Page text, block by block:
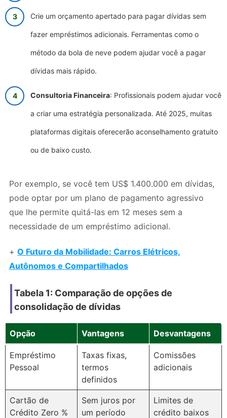
Crie um orçamento apertado para pagar dívidas sem
fazer empréstimos adicionais. Ferramentas como o
método da bola de neve podem ajudar você a pagar
dívidas mais rápido.
Consultoria Financeira: Profissionais podem ajudar você
a criar uma estratégia personalizada. Até 2025, muitas
plataformas digitais oferecerão aconselhamento gratuito
ou de baixo custo.
Por exemplo, se você tem US$ 1.400.000 em dívidas,
pode optar por um plano de pagamento agressivo
que lhe permite quitá-las em 12 meses sem a
necessidade de um empréstimo adicional.
+ O Futuro da Mobilidade: Carros Elétricos,
Autônomos e Compartilhados
Tabela 1: Comparação de opções de
consolidação de dívidas
Opção Vantagens Desvantagens
Empréstimo
Pessoal
Taxas fixas,
termos
definidos
Comissões
adicionais
Cartão de
Crédito Zero %
Sem juros por
um período
Limites de
crédito baixos